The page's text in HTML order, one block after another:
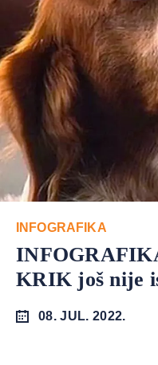
INFOGRAFIKA
KRIK još nije
08. JUL. 2022.